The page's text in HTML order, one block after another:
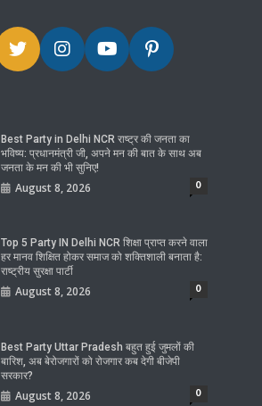
Best Party in Delhi NCR राष्ट्र की जनता का
भविष्य: प्रधानमंत्री जी, अपने मन की बात के साथ अब
जनता के मन की भी सुनिए!
August 8, 2026 0
Top 5 Party IN Delhi NCR शिक्षा प्राप्त करने वाला
हर मानव शिक्षित होकर समाज को शक्तिशाली बनाता है:
राष्ट्रीय सुरक्षा पार्टी
August 8, 2026 0
Best Party Uttar Pradesh बहुत हुई जुमलों की
बारिश, अब बेरोजगारों को रोजगार कब देगी बीजेपी
सरकार?
August 8, 2026 0